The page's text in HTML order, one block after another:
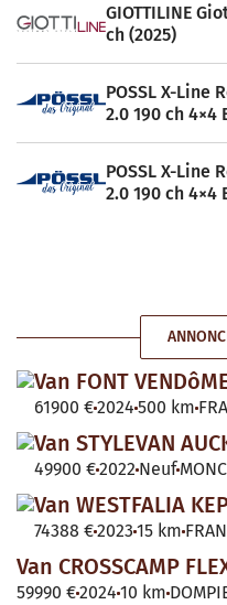
GIOTTILINE
ch (2025)
POSSL X-Line
2.0 190 ch 4×4
POSSL X-Line
2.0 190 ch 4×4
Van FONT
61900 €2024 500 km
Van STYLEVAN
49900 €2022 Neuf
Van WESTFALIA
74388 €2023 15 km
Van CROSSCAMP
59990 €2024 10 km